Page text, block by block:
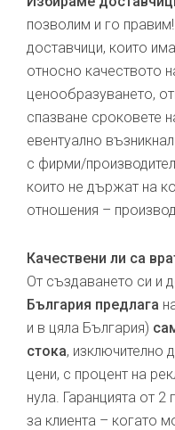
позволим и го
доставчици, които
относно качеството
ценообразуването,
спазване сроковете
евентуално
с фирми/
които не държат на
отношения –
Качествени ли са
От създаването си и
България предлага
и в цяла България)
стока, изключително
цени, с процент на
нула. Гаранцията от
за клиента – когато